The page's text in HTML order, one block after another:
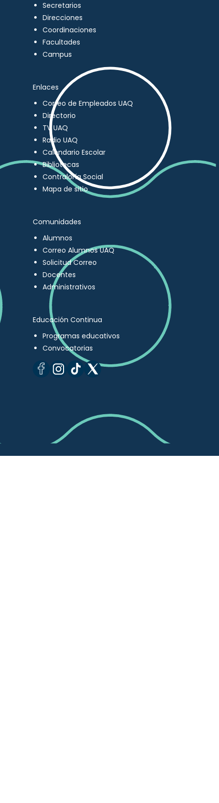
Secretarios
Direcciones
Coordinaciones
Facultades
Campus
Enlaces
Correo de Empleados UAQ
Directorio
TV UAQ
Radio UAQ
Calendario Escolar
Bibliotecas
Contraloría Social
Mapa de sitio
Comunidades
Alumnos
Correo Alumnos UAQ
Solicitud Correo
Docentes
Administrativos
Educación Continua
Programas educativos
Convocatorias